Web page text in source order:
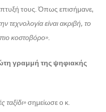
τους. Όπως επισήμανε,
τεχνολογία είναι ακριβή, το
κοστοβόρο».
γραμμή της ψηφιακής
ταξίδι»σημείωσε ο κ.